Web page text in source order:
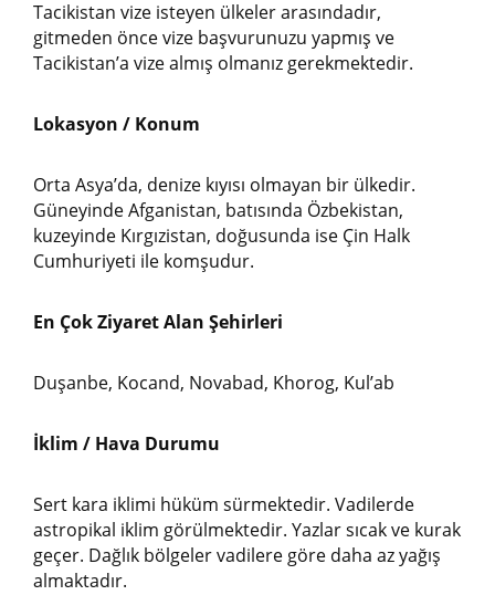
Tacikistan vize isteyen ülkeler arasındadır,
gitmeden önce vize başvurunuzu yapmış ve
Tacikistan’a vize almış olmanız gerekmektedir.
Lokasyon / Konum
Orta Asya’da, denize kıyısı olmayan bir ülkedir.
Güneyinde Afganistan, batısında Özbekistan,
kuzeyinde Kırgızistan, doğusunda ise Çin Halk
Cumhuriyeti ile komşudur.
En Çok Ziyaret Alan Şehirleri
Duşanbe, Kocand, Novabad, Khorog, Kul’ab
İklim / Hava Durumu
Sert kara iklimi hüküm sürmektedir. Vadilerde
astropikal iklim görülmektedir. Yazlar sıcak ve kurak
geçer. Dağlık bölgeler vadilere göre daha az yağış
almaktadır.